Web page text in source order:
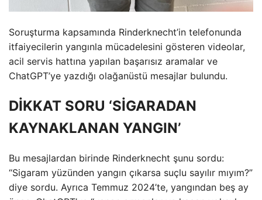
Soruşturma kapsamında Rinderknecht’in telefonunda
itfaiyecilerin yangınla mücadelesini gösteren videolar,
acil servis hattına yapılan başarısız aramalar ve
ChatGPT’ye yazdığı olağanüstü mesajlar bulundu.
DİKKAT SORU ‘SİGARADAN
KAYNAKLANAN YANGIN’
Bu mesajlardan birinde Rinderknecht şunu sordu:
“Sigaram yüzünden yangın çıkarsa suçlu sayılır mıyım?”
diye sordu. Ayrıca Temmuz 2024’te, yangından beş ay